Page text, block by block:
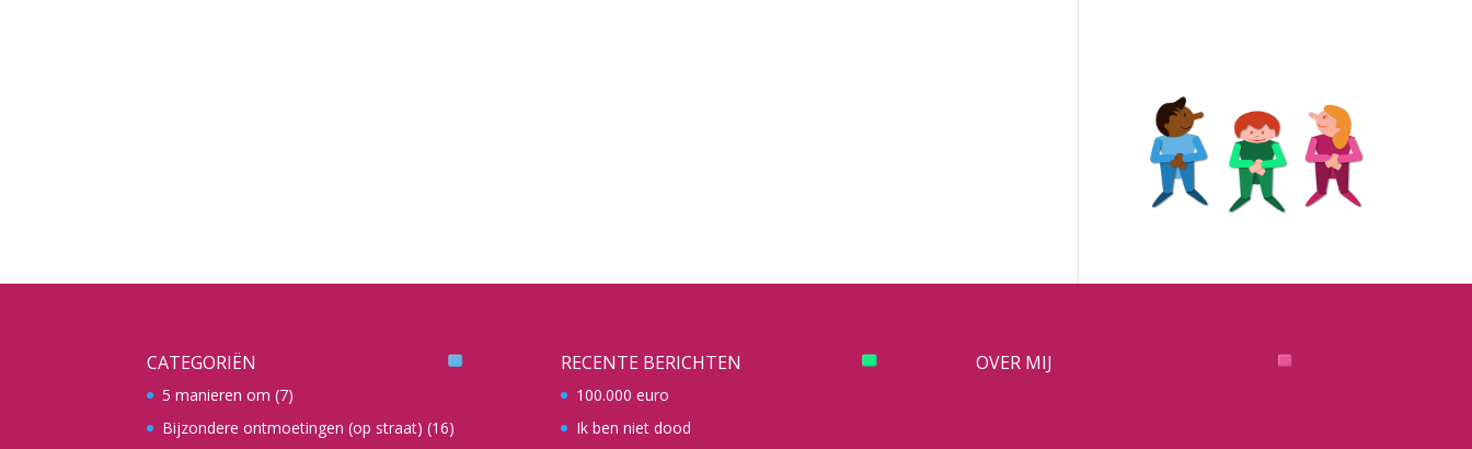
CATEGORIËN
5 manieren om (7)
Bijzondere ontmoetingen (op straat) (16)
RECENTE BERICHTEN
100.000 euro
Ik ben niet dood
OVER MIJ